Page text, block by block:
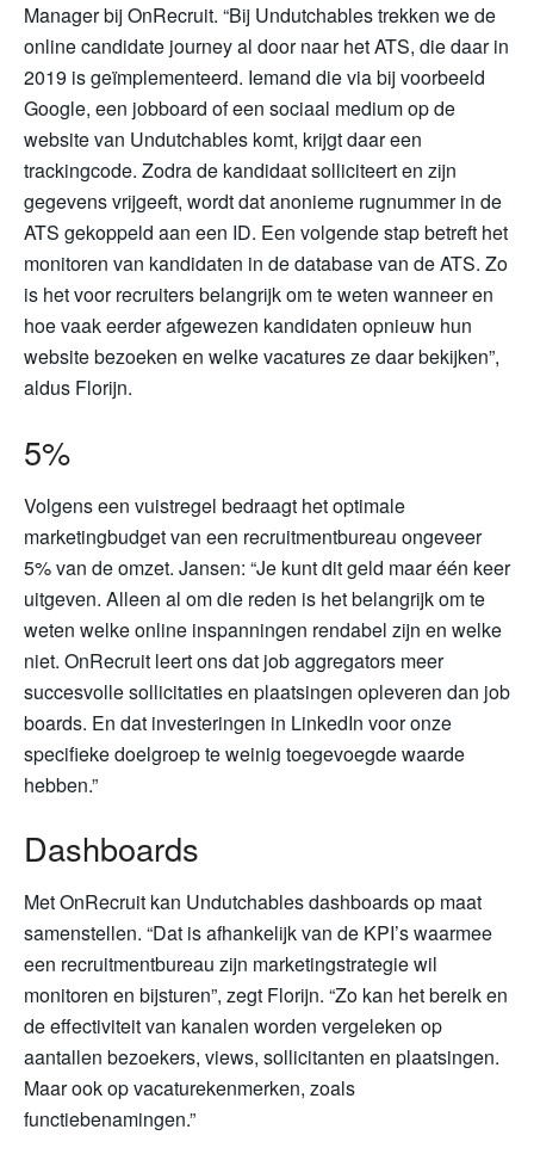
Manager bij OnRecruit. “Bij Undutchables trekken we de
online candidate journey al door naar het ATS, die daar in
2019 is geïmplementeerd. Iemand die via bij voorbeeld
Google, een jobboard of een sociaal medium op de
website van Undutchables komt, krijgt daar een
trackingcode. Zodra de kandidaat solliciteert en zijn
gegevens vrijgeeft, wordt dat anonieme rugnummer in de
ATS gekoppeld aan een ID. Een volgende stap betreft het
monitoren van kandidaten in de database van de ATS. Zo
is het voor recruiters belangrijk om te weten wanneer en
hoe vaak eerder afgewezen kandidaten opnieuw hun
website bezoeken en welke vacatures ze daar bekijken”,
aldus Florijn.
5%
Volgens een vuistregel bedraagt het optimale
marketingbudget van een recruitmentbureau ongeveer
5% van de omzet. Jansen: “Je kunt dit geld maar één keer
uitgeven. Alleen al om die reden is het belangrijk om te
weten welke online inspanningen rendabel zijn en welke
niet. OnRecruit leert ons dat job aggregators meer
succesvolle sollicitaties en plaatsingen opleveren dan job
boards. En dat investeringen in LinkedIn voor onze
specifieke doelgroep te weinig toegevoegde waarde
hebben.”
Dashboards
Met OnRecruit kan Undutchables dashboards op maat
samenstellen. “Dat is afhankelijk van de KPI’s waarmee
een recruitmentbureau zijn marketingstrategie wil
monitoren en bijsturen”, zegt Florijn. “Zo kan het bereik en
de effectiviteit van kanalen worden vergeleken op
aantallen bezoekers, views, sollicitanten en plaatsingen.
Maar ook op vacaturekenmerken, zoals
functiebenamingen.”